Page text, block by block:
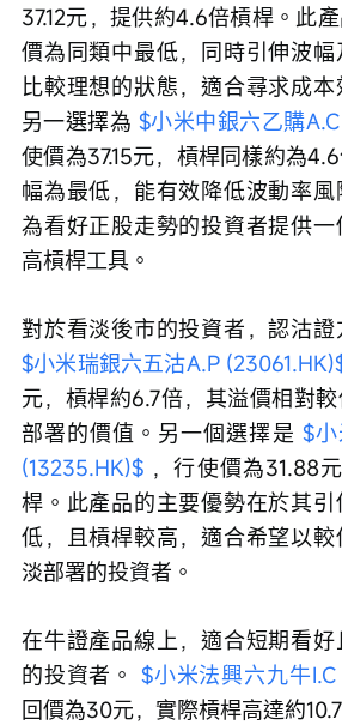
37.12元，提供約4.6倍槓桿。此
價為同類中最低，同時引伸波
比較理想的狀態，適合尋求成本
另一選擇為 $小米中銀六乙購
使價為37.15元，槓桿同樣約為
幅為最低，能有效降低波動率風
為看好正股走勢的投資者提供
高槓桿工具。
對於看淡後市的投資者，認沽證
$小米瑞銀六五沽A.P
元，槓桿約6.7倍，其溢價相對
部署的價值。另一個選擇是 $
(13235.HK)$ ，行使價為31.88
桿。此產品的主要優勢在於其
低，且槓桿較高，適合希望以
淡部署的投資者。
在牛證產品線上，適合短期看
的投資者。 $小米法興六九牛I.C
回價為30元，實際槓桿高達約